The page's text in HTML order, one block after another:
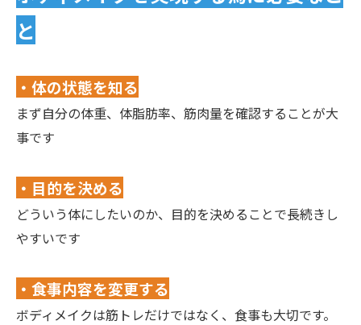
と
・体の状態を知る
まず自分の体重、体脂肪率、筋肉量を確認することが大
事です
・目的を決める
どういう体にしたいのか、目的を決めることで長続きし
やすいです
・食事内容を変更する
ボディメイクは筋トレだけではなく、食事も大切です。